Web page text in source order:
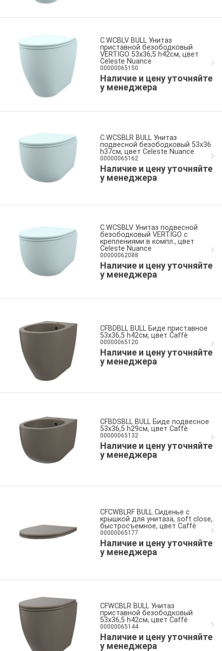
C.WCBLV BULL Унитаз
приставной безободковый
VERTIGO 53x36,5 h42см, цвет
Celeste Nuance
00000065150
Наличие и цену уточняйте
у менеджера
C.WCSBLR BULL Унитаз
подвесной безободковый 53x36
h37см, цвет Celeste Nuance
00000065162
Наличие и цену уточняйте
у менеджера
C.WCSBLV Унитаз подвесной
безободковый VERTIGO с
креплениями в компл., цвет
Celeste Nuance
00000062088
Наличие и цену уточняйте
у менеджера
CFBDBLL BULL Биде приставное
53x36,5 h42см, цвет Caffè
00000065120
Наличие и цену уточняйте
у менеджера
CFBDSBLL BULL Биде подвесное
53x36,5 h29см, цвет Caffè
00000065132
Наличие и цену уточняйте
у менеджера
CFCWBLRF BULL Сиденье с
крышкой для унитаза, soft close,
быстросъемное, цвет Caffè
00000065177
Наличие и цену уточняйте
у менеджера
CFWCBLR BULL Унитаз
приставной безободковый
53x36,5 h42см, цвет Caffè
00000065144
Наличие и цену уточняйте
у менеджера